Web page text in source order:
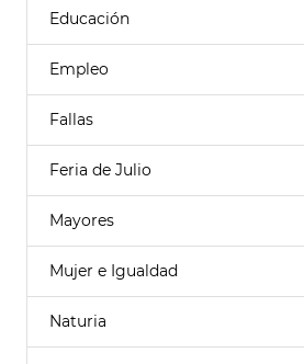
Educación
Empleo
Fallas
Feria de Julio
Mayores
Mujer e Igualdad
Naturia